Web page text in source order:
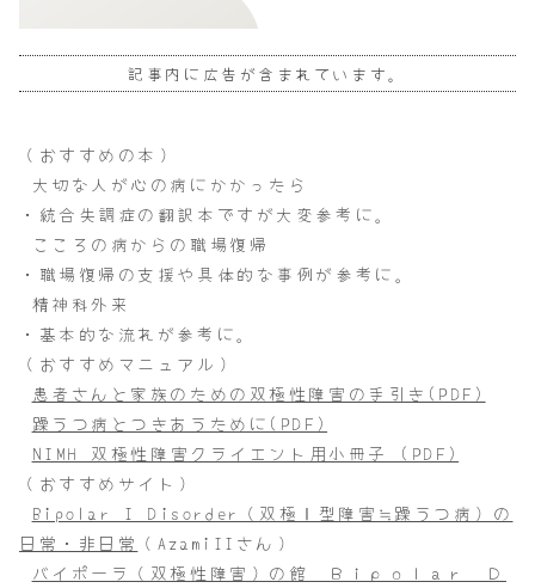
記事内に広告が含まれています。
（おすすめの本）
大切な人が心の病にかかったら
・統合失調症の翻訳本ですが大変参考に。
こころの病からの職場復帰
・職場復帰の支援や具体的な事例が参考に。
精神科外来
・基本的な流れが参考に。
（おすすめマニュアル）
患者さんと家族のための双極性障害の手引き(PDF)
躁うつ病とつきあうために(PDF)
NIMH 双極性障害クライエント用小冊子 (PDF)
（おすすめサイト）
Bipolar I Disorder（双極Ⅰ型障害≒躁うつ病）の
日常・非日常 （AzamiIIさん）
バイポーラ（双極性障害）の館 Ｂｉｐｏｌａｒ Ｄ